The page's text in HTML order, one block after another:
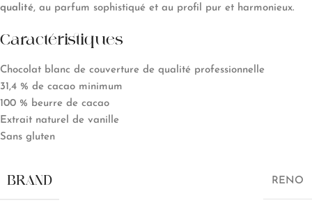
qualité, au parfum sophistiqué et au profil pur et harmonieux.
Caractéristiques
Chocolat blanc de couverture de qualité professionnelle
31,4 % de cacao minimum
100 % beurre de cacao
Extrait naturel de vanille
Sans gluten
BRAND RENO